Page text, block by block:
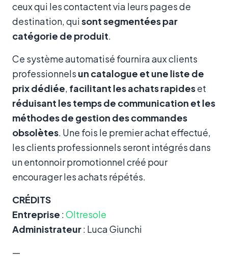
ceux qui les contactent via leurs pages de
destination, quisont segmentées par
catégorie de produit.
Ce système automatisé fournira aux clients
professionnels un catalogue et une liste de
prix dédiée, facilitant les achats rapideset
réduisant les temps de communication et les
méthodes de gestion des commandes
obsolètes. Une fois le premier achat effectué,
les clients professionnels seront intégrés dans
un entonnoir promotionnel créé pour
encourager les achats répétés.
CRÉDITS
Entreprise :Oltresole
Administrateur: Luca Giunchi
—